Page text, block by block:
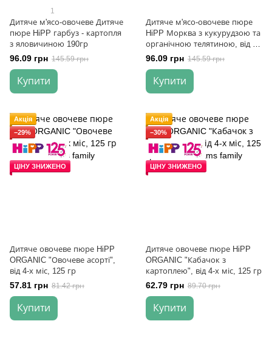
1
Дитяче м'ясо-овочеве Дитяче
пюре HiPP гарбуз - картопля
з яловичиною 190гр
96.09 грн 145.59 грн
Купити
Дитяче м'ясо-овочеве пюре
HiPP Морква з кукурудзою та
органічною телятиною, від 6-
міс, 190 гр
96.09 грн 145.59 грн
Купити
Акція
−29%
ЦІНУ ЗНИЖЕНО
Дитяче овочеве пюре HiPP
ORGANIC "Овочеве асорті",
від 4-х міс, 125 гр
57.81 грн 81.42 грн
Купити
Акція
−30%
ЦІНУ ЗНИЖЕНО
Дитяче овочеве пюре HiPP
ORGANIC "Кабачок з
картоплею", від 4-х міс, 125 гр
62.79 грн 89.70 грн
Купити